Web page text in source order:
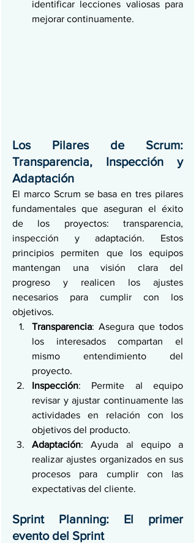
identificar lecciones valiosas para
mejorar continuamente.
Los Pilares de Scrum:
Transparencia, Inspección y
Adaptación
El marco Scrum se basa en tres pilares
fundamentales que aseguran el éxito
de los proyectos: transparencia,
inspección y adaptación. Estos
principios permiten que los equipos
mantengan una visión clara del
progreso y realicen los ajustes
necesarios para cumplir con los
objetivos.
Transparencia: Asegura que todos
los interesados compartan el
mismo entendimiento del
proyecto.
Inspección: Permite al equipo
revisar y ajustar continuamente las
actividades en relación con los
objetivos del producto.
Adaptación: Ayuda al equipo a
realizar ajustes organizados en sus
procesos para cumplir con las
expectativas del cliente.
Sprint Planning: El primer
evento del Sprint